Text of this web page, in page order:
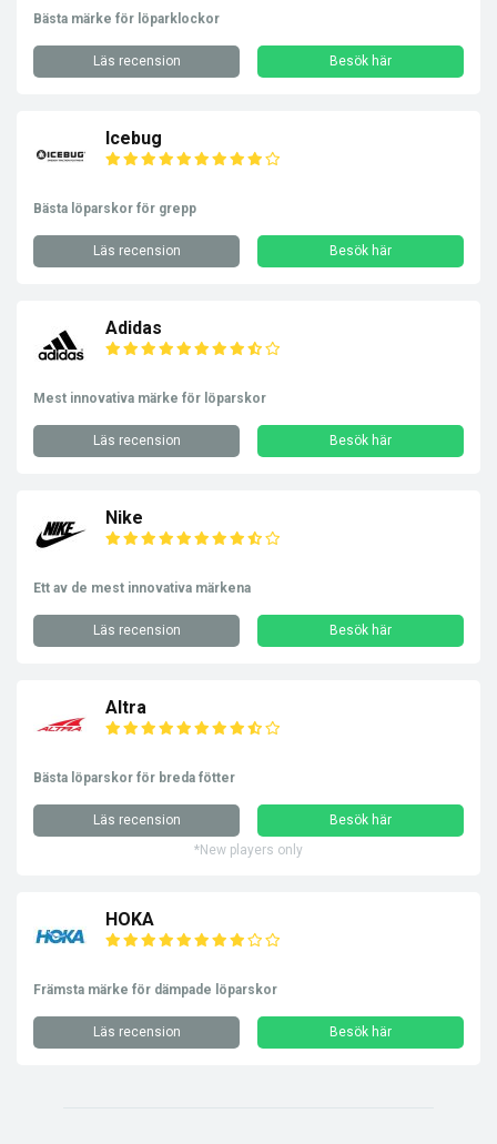
Bästa märke för löparklockor
Läs recension Besök här
Icebug
Bästa löparskor för grepp
Läs recension Besök här
Adidas
Mest innovativa märke för löparskor
Läs recension Besök här
Nike
Ett av de mest innovativa märkena
Läs recension Besök här
Altra
Bästa löparskor för breda fötter
Läs recension
Besök här
*New players only
HOKA
Främsta märke för dämpade löparskor
Läs recension Besök här